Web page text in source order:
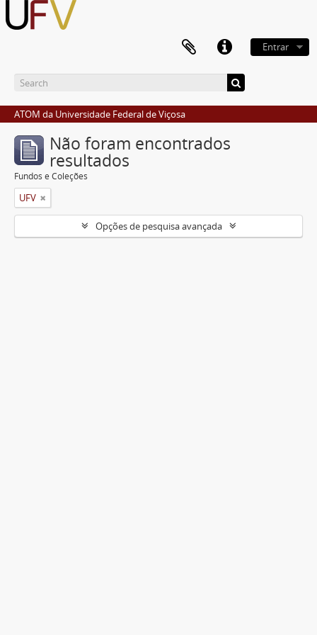
Entrar
ATOM da Universidade Federal de Viçosa
Não foram encontrados
resultados
Fundos e Coleções
UFV
Opções de pesquisa avançada